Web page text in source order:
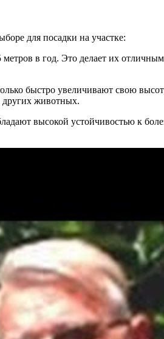
для посадки на участке:
в год. Это делает их
быстро увеличивают свою
других животных.
высокой устойчивостью к